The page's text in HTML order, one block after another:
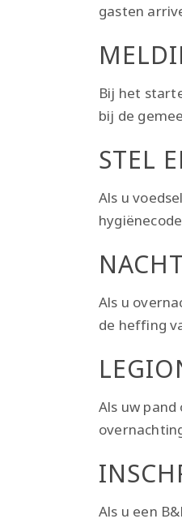
gasten
Bij het
bij de
STEL
Als u
Als u
de heffing
Als uw
Als u een